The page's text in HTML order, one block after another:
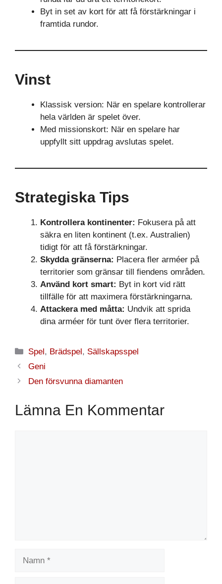
Byt in set av kort för att få förstärkningar i
framtida rundor.
Vinst
Klassisk version: När en spelare kontrollerar
hela världen är spelet över.
Med missionskort: När en spelare har
uppfyllt sitt uppdrag avslutas spelet.
Strategiska Tips
Kontrollera kontinenter: Fokusera på att
säkra en liten kontinent (t.ex. Australien)
tidigt för att få förstärkningar.
Skydda gränserna: Placera fler arméer på
territorier som gränsar till fiendens områden.
Använd kort smart: Byt in kort vid rätt
tillfälle för att maximera förstärkningarna.
Attackera med måtta: Undvik att sprida
dina arméer för tunt över flera territorier.
Kategorier
Spel, Brädspel, Sällskapsspel
Geni
Den försvunna diamanten
Lämna En Kommentar